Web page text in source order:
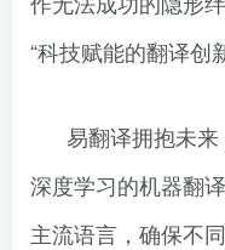
“科技赋能的翻译创新
易翻译拥抱未
深度学习的机器翻
主流语言，确保不